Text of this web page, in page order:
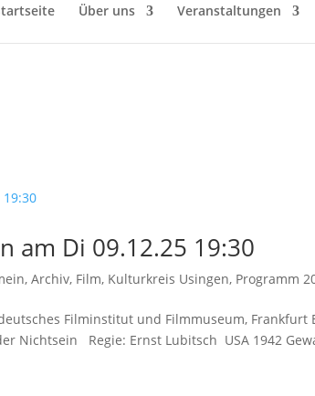
Über uns Veranstaltungen
am Di 09.12.25 19:30
,Archiv, Film, Kulturkreis Usingen, Programm
Filminstitut und Filmmuseum, Frankfurt
Nichtsein Regie: Ernst Lubitsch USA 1942